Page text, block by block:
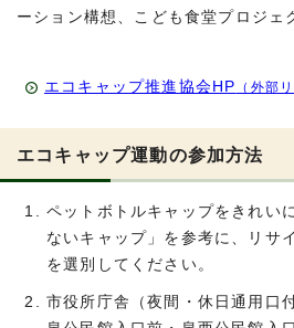
ーション構想、こども食堂プロジェ
エコキャップ推進協会HP （外部
エコキャップ運動の参加方法
ペットボトルキャップをきれい
ないキャップ」を参考に、リサ
を選別してください。
市役所庁舎（夜間・休日通用口